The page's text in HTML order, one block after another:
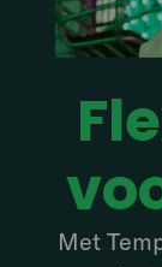
Met